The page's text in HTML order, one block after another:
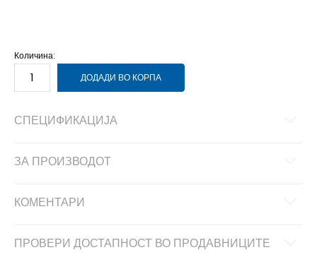
Количина:
ДОДАДИ ВО КОРПА
СПЕЦИФИКАЦИЈА
ЗА ПРОИЗВОДОТ
КОМЕНТАРИ
ПРОВЕРИ ДОСТАПНОСТ ВО ПРОДАВНИЦИТЕ